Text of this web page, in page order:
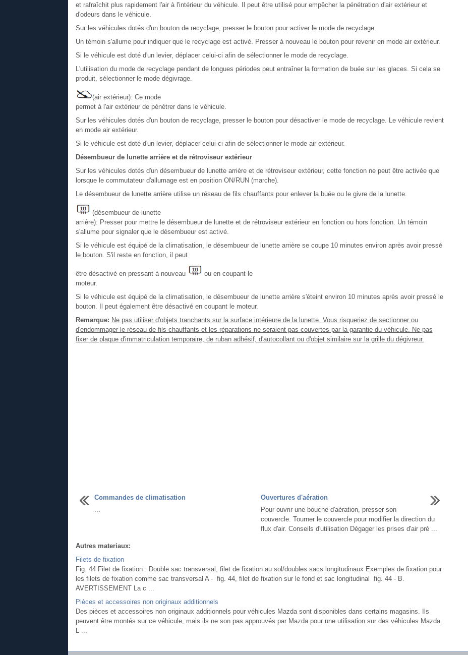
et rafraîchit plus rapidement l'air à l'intérieur du véhicule. Il peut être utilisé pour empêcher la pénétration d'air extérieur et
d'odeurs dans le véhicule.
Sur les véhicules dotés d'un bouton de recyclage, presser le bouton pour activer le mode de recyclage.
Un témoin s'allume pour indiquer que le recyclage est activé. Presser à nouveau le bouton pour revenir en mode air extérieur.
Si le véhicule est doté d'un levier, déplacer celui-ci afin de sélectionner le mode de recyclage.
L'utilisation du mode de recyclage pendant de longues périodes peut entraîner la formation de buée sur les glaces. Si cela se
produit, sélectionner le mode dégivrage.
(air extérieur): Ce mode
permet à l'air extérieur de pénétrer dans le véhicule.
Sur les véhicules dotés d'un bouton de recyclage, presser le bouton pour désactiver le mode de recyclage. Le véhicule revient
en mode air extérieur.
Si le véhicule est doté d'un levier, déplacer celui-ci afin de sélectionner le mode air extérieur.
Désembueur de lunette arrière et de rétroviseur extérieur
Sur les véhicules dotés d'un désembueur de lunette arrière et de rétroviseur extérieur, cette fonction ne peut être activée que
lorsque le commutateur d'allumage est en position ON/RUN (marche).
Le désembueur de lunette arrière utilise un réseau de fils chauffants pour enlever la buée ou le givre de la lunette.
(désembueur de lunette
arrière): Presser pour mettre le désembueur de lunette et de rétroviseur extérieur en fonction ou hors fonction. Un témoin
s'allume pour signaler que le désembueur est activé.
Si le véhicule est équipé de la climatisation, le désembueur de lunette arrière se coupe 10 minutes environ après avoir pressé
le bouton. S'il reste en fonction, il peut
être désactivé en pressant à nouveau
ou en coupant le
moteur.
Si le véhicule est équipé de la climatisation, le désembueur de lunette arrière s'éteint environ 10 minutes après avoir pressé le
bouton. Il peut également être désactivé en coupant le moteur.
Remarque: Ne pas utiliser d'objets tranchants sur la surface intérieure de la lunette. Vous risqueriez de sectionner ou
d'endommager le réseau de fils chauffants et les réparations ne seraient pas couvertes par la garantie du véhicule. Ne pas
fixer de plaque d'immatriculation temporaire, de ruban adhésif, d'autocollant ou d'objet similaire sur la grille du dégivreur.
Commandes de climatisation
Ouvertures d'aération
Pour ouvrir une bouche d'aération, presser son
couvercle. Tourner le couvercle pour modifier la direction du
flux d'air. Conseils d'utilisation Dégager les prises d'air pré ...
Autres materiaux:
Filets de fixation
Fig. 44 Filet de fixation : Double sac transversal, filet de fixation au sol/doubles sacs longitudinaux Exemples de fixation pour
les filets de fixation comme sac transversal A - fig. 44, filet de fixation sur le fond et sac longitudinal fig. 44 - B.
AVERTISSEMENT La c ...
Pièces et accessoires non originaux additionnels
Des pièces et accessoires non originaux additionnels pour véhicules Mazda sont disponibles dans certains magasins. Ils
peuvent être montés sur ce véhicule, mais ils ne son pas approuvés par Mazda pour une utilisation sur des véhicules Mazda.